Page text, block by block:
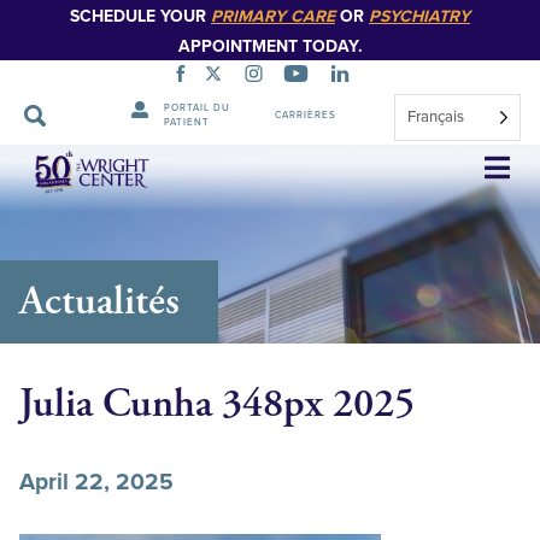
SCHEDULE YOUR PRIMARY CAREOR PSYCHIATRY
APPOINTMENT TODAY.
PORTAIL DU
PATIENT
CARRIÈRES Français
Sauter
la
navigation
Actualités
Julia Cunha 348px 2025
April 22, 2025